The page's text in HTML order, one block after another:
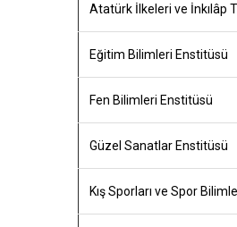
Atatürk İlkeleri ve İnkılâp
Eğitim Bilimleri Enstitüsü
Fen Bilimleri Enstitüsü
Güzel Sanatlar Enstitüsü
Kış Sporları ve Spor